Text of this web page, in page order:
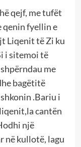
qejf, me tufët
qenin fyellin e
Liqenit të Zi ku
i sitemoi të
me
bagëtitë
.Bariu i
cantën
një
në kullotë, lagu